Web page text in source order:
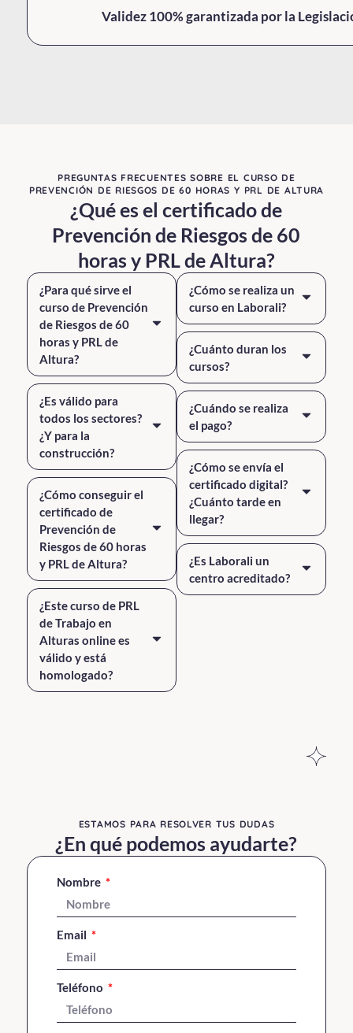
Validez 100% garantizada por la
PREGUNTAS FRECUENTES SOBRE EL CURSO DE
PREVENCIÓN DE RIESGOS DE 60 HORAS Y PRL DE ALTURA
¿Qué es el certificado de
Prevención de Riesgos de 60
horas y PRL de Altura?
¿Para qué sirve el
curso de Prevención
de Riesgos de 60
horas y PRL de
Altura?
¿Es válido para
todos los sectores?
¿Y para la
construcción?
¿Cómo conseguir el
certificado de
Prevención de
Riesgos de 60 horas
y PRL de Altura?
¿Este curso de PRL
de Trabajo en
Alturas online es
válido y está
homologado?
¿Cómo se realiza un
curso en Laborali?
¿Cuánto duran los
cursos?
¿Cuándo se realiza
el pago?
¿Cómo se envía el
certificado digital?
¿Cuánto tarde en
llegar?
¿Es Laborali un
centro acreditado?
ESTAMOS PARA RESOLVER TUS DUDAS​
¿En qué podemos ayudarte?
Nombre
Email
Teléfono